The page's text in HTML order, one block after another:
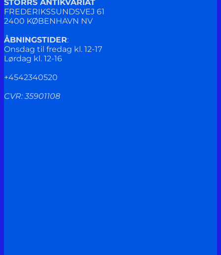
STORRS ANTIKVARIAT
FREDERIKSSUNDSVEJ 61
2400 KØBENHAVN NV
ÅBNINGSTIDER:
Onsdag til fredag kl. 12-17
Lørdag kl. 12-16
+4542340520
CVR: 35901108